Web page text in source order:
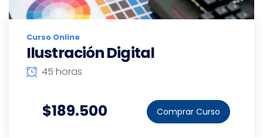
Curso Online
Ilustración Digital
45 horas
$189.500 Comprar Curso